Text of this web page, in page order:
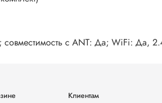
совместимость с ANT: Да; WiFi: Да,
Клиентам